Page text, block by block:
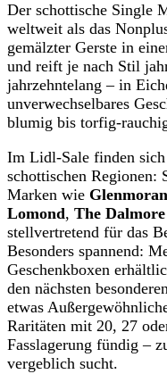
Der schottische Single
weltweit als das
gemälzter Gerste in
und reift je nach Stil
jahrzehntelang – in
unverwechselbares
blumig bis torfig-
Im Lidl-Sale finden sich
schottischen Regionen:
Marken wie
Lomond, The Dalmore
stellvertretend für das
Besonders spannend:
Geschenkboxen
den nächsten
etwas
Raritäten mit 20, 27
Fasslagerung fündig –
vergeblich sucht.